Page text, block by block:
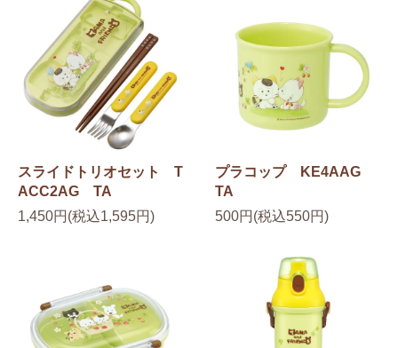
スライドトリオセット T
ACC2AG TA
1,450円(税込1,595円)
プラコップ KE4AAG
TA
500円(税込550円)